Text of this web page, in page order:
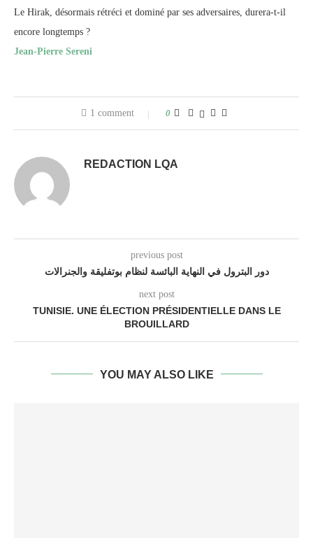
Le Hirak, désormais rétréci et dominé par ses adversaires, durera-t-il
encore longtemps ?
Jean-Pierre Sereni
1 comment 0
REDACTION LQA
previous post
دور البترول في النهاية البائسة لنظام بوتفليقة والجنرالات
next post
TUNISIE. UNE ÉLECTION PRÉSIDENTIELLE DANS LE
BROUILLARD
YOU MAY ALSO LIKE